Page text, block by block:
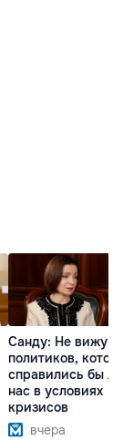
Санду: Не вижу
политиков,
справились бы
нас в условиях
кризисов
вчера